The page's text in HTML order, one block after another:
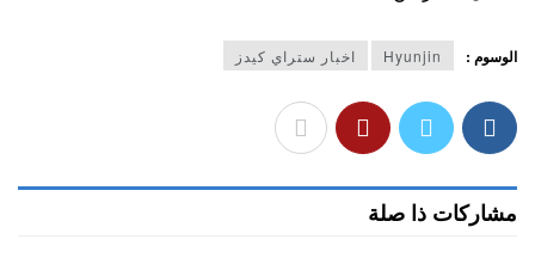
الوسوم : Hyunjin اخبار ستراي كيدز
مشاركات ذا صلة